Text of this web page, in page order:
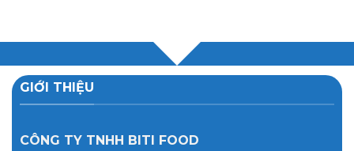
GIỚI THIỆU
CÔNG TY TNHH BITI FOOD